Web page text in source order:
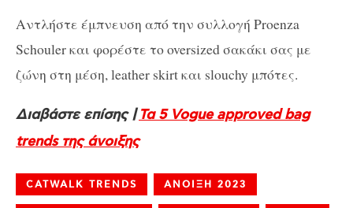
Αντλήστε έμπνευση από την συλλογή Proenza
Schouler και φορέστε το oversized σακάκι σας με
ζώνη στη μέση, leather skirt και slouchy μπότες.
Διαβάστε επίσης |Τα 5 Vogue approved bag
trends της άνοιξης
CATWALK TRENDS ΑΝΟΙΞΗ 2023